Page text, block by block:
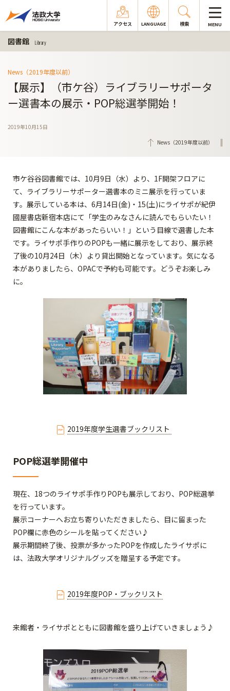
アクセス LANGUAGE 検索 MENU
図書館 Library
News（2019年度以前）
【展示】（市ケ谷）ライブラリーサポータ
ー選書本の展示・POP総選挙開始！
2019年10月15日
News（2019年度以前）
市ケ谷谷図書館では、10月9日（水）より、1F開架フロアに
て、ライブラリーサポーター選書本のミニ展示を行っていま
す。展示している本は、6月14日(金)・15(土)にライサポが紀伊
國屋書店新宿本店にて「学生のみなさんに読んでもらいたい！
図書館にこんな本があったらいい！」という目線で選書した本
です。ライサポ手作りのPOPも一緒に展示をしており、展示終
了後の10月24日（木）より貸出開始となっています。気になる
本がありましたら、OPACで予約も可能です。どうぞお楽しみ
に。
2019年度学生選書ブックリスト
POP総選挙開催中
現在、18つのライサポ手作りPOPも展示しており、POP総選挙
を行っています。
展示コーナーへお立ち寄りいただきましたら、目に留まった
POP欄に赤色のシールを貼ってください♪
展示期間終了後、投票が多かったPOPを作成したライサポに
は、法政大学オリジナルグッズを贈呈する予定です。
2019年度POP・ブックリスト
来館者・ライサポとともに図書館を盛り上げていきましょう♪